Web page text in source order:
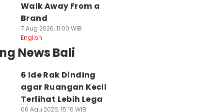
Walk Away From a
Brand
7 Aug 2026, 11:00 WIB
English
News Bali
6 Ide Rak Dinding
agar Ruangan Kecil
Terlihat Lebih Lega
06 Agu 2026, 15:10 WIB